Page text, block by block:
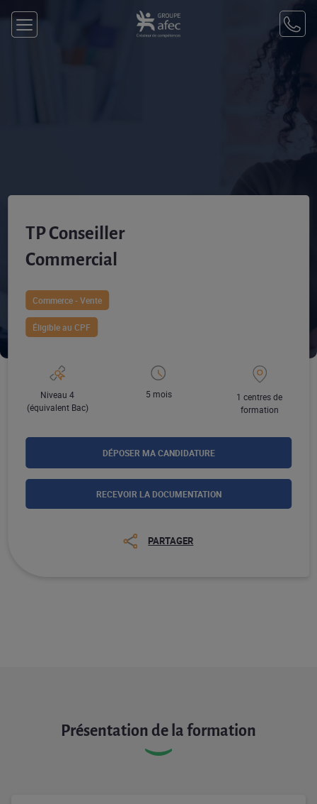
TP Conseiller
Commercial
Commerce - Vente
Éligible au CPF
Niveau 4
(équivalent Bac)
5 mois
1 centres de
formation
DÉPOSER MA CANDIDATURE
RECEVOIR LA DOCUMENTATION
PARTAGER
Présentation de la formation